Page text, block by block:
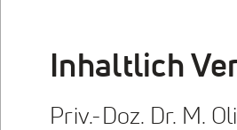
Inhaltlich
Priv.-Doz. Dr. M.